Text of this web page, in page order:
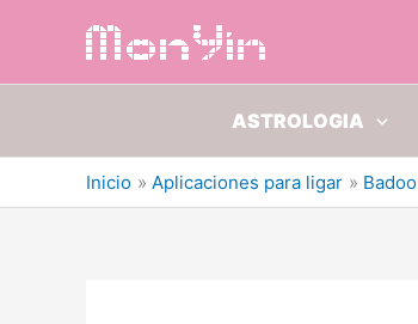
ASTROLOGIA
Inicio Aplicaciones para ligar Badoo